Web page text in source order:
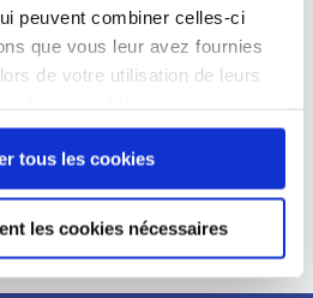
peuvent combiner celles-ci
que vous leur avez fournies
de votre utilisation de leurs
site Web.
tous les cookies
les cookies nécessaires